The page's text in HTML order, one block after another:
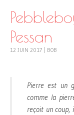
Pessan
12 JUIN 2017 BOB
Pierre est un
comme la
reçoit un coup,